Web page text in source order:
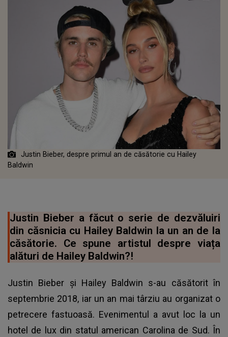
Justin Bieber, despre primul an de căsătorie cu Hailey
Baldwin
Justin Bieber a făcut o serie de dezvăluiri
din căsnicia cu Hailey Baldwin la un an de la
căsătorie. Ce spune artistul despre viața
alături de Hailey Baldwin?!
Justin Bieber și Hailey Baldwin s-au căsătorit în
septembrie 2018, iar un an mai târziu au organizat o
petrecere fastuoasă. Evenimentul a avut loc la un
hotel de lux din statul american Carolina de Sud. În